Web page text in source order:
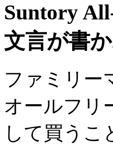
Suntory
文言が書
ファミリー
オールフリ
して買うこ